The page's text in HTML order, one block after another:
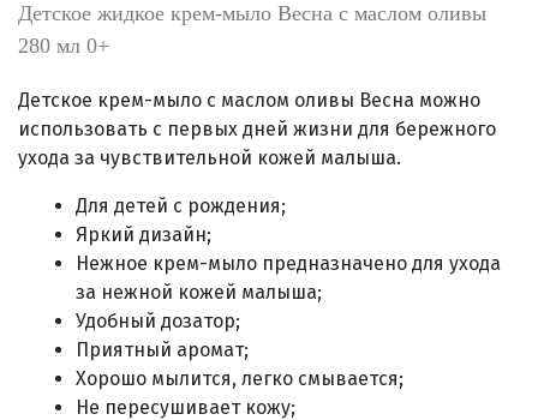
транспортной компанией на Ваш выбор
Детское жидкое крем-мыло Весна с маслом оливы
280 мл 0+
Детское крем-мыло с маслом оливы Весна можно
использовать с первых дней жизни для бережного
ухода за чувствительной кожей малыша.
Для детей с рождения;
Яркий дизайн;
Нежное крем-мыло предназначено для ухода
за нежной кожей малыша;
Удобный дозатор;
Приятный аромат;
Хорошо мылится, легко смывается;
Не пересушивает кожу;